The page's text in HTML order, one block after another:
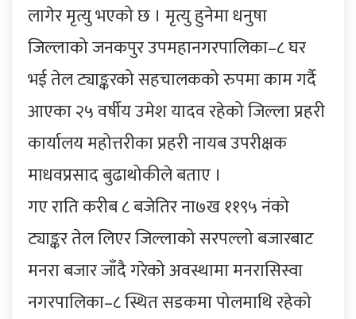
लागेर मृत्यु भएको छ । मृत्यु हुनेमा धनुषा
जिल्लाको जनकपुर उपमहानगरपालिका–८ घर
भई तेल ट्याङ्करको सहचालकको रुपमा काम गर्दै
आएका २५ वर्षीय उमेश यादव रहेको जिल्ला प्रहरी
कार्यालय महोत्तरीका प्रहरी नायब उपरीक्षक
माधवप्रसाद बुढाथोकीले बताए ।
गए राति करीब ८ बजेतिर ना७ख ११९५ नंको
ट्याङ्कर तेल लिएर जिल्लाको सरपल्लो बजारबाट
मनरा बजार जाँदै गरेको अवस्थामा मनरासिस्वा
नगरपालिका–८ स्थित सडकमा पोलमाथि रहेको